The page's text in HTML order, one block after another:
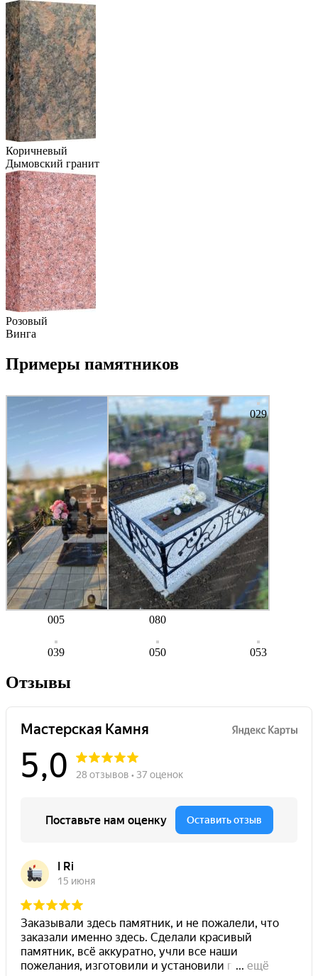
Коричневый
Дымовский гранит
Розовый
Винга
Примеры памятников
005 080
029
039 050 053
Отзывы